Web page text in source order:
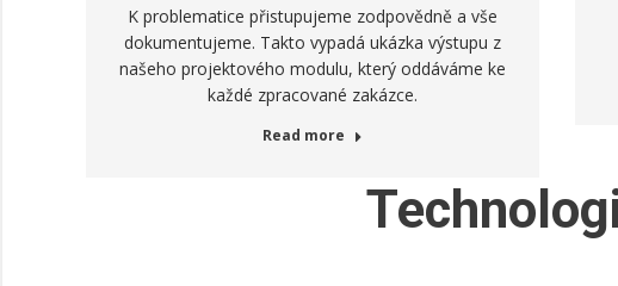
K problematice přistupujeme zodpovědně a vše
dokumentujeme. Takto vypadá ukázka výstupu z
našeho projektového modulu, který oddáváme ke
každé zpracované zakázce.
Read more